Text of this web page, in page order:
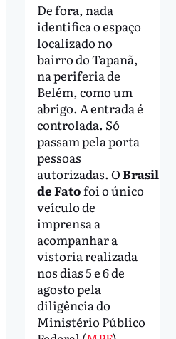
De fora, nada
identifica o espaço
localizado no
bairro do Tapanã,
na periferia de
Belém, como um
abrigo. A entrada é
controlada. Só
passam pela porta
pessoas
autorizadas. OBrasil
de Fatofoi o único
veículo de
imprensa a
acompanhar a
vistoria realizada
nos dias 5 e 6 de
agosto pela
diligência do
Ministério Público